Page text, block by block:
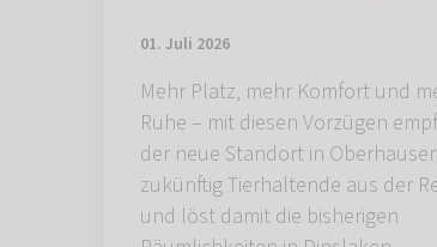
01. Juli 2026
Mehr Platz, mehr Komfort und
Ruhe – mit diesen Vorzügen
der neue Standort in
zukünftig Tierhaltende aus der
und löst damit die bisherigen